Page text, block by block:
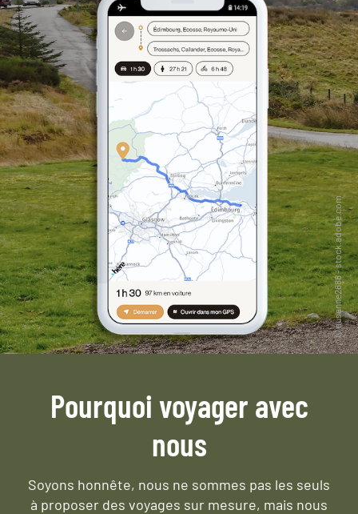
Pourquoi voyager avec
nous
Soyons honnête, nous ne sommes pas les seuls
à proposer des voyages sur mesure, mais nous